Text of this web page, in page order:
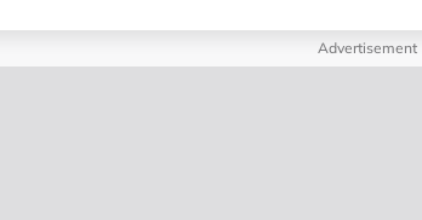
Advertisement